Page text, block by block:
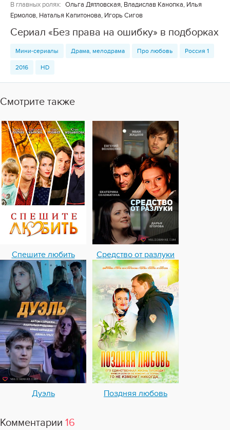
В главных ролях: Ольга Дятловская, Владислав Канопка, Илья
Ермолов, Наталья Капитонова, Игорь Сигов
Сериал «Без права на ошибку» в подборках
Мини-сериалы Драма, мелодрама Про любовь Россия 1
2016 HD
Смотрите также
Спешите любить Средство от разлуки
Дуэль Поздняя любовь
Комментарии 16